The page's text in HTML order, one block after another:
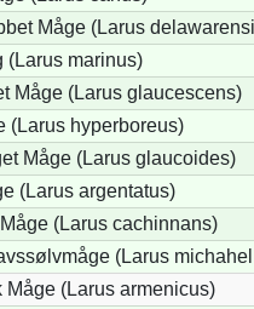
Måge (Larus
(Larus marinus)
Måge (Larus glaucescens)
(Larus hyperboreus)
Måge (Larus glaucoides)
(Larus argentatus)
(Larus cachinnans)
(Larus
Måge (Larus armenicus)